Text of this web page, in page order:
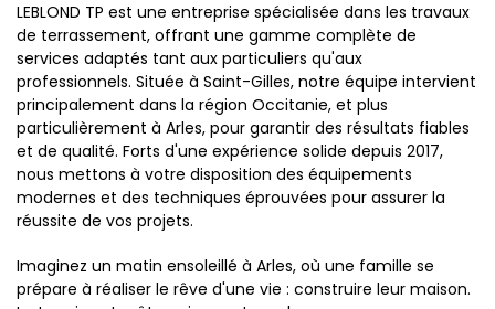
LEBLOND TP est une entreprise spécialisée dans les travaux
de terrassement, offrant une gamme complète de
services adaptés tant aux particuliers qu'aux
professionnels. Située à Saint-Gilles, notre équipe intervient
principalement dans la région Occitanie, et plus
particulièrement à Arles, pour garantir des résultats fiables
et de qualité. Forts d'une expérience solide depuis 2017,
nous mettons à votre disposition des équipements
modernes et des techniques éprouvées pour assurer la
réussite de vos projets.
Imaginez un matin ensoleillé à Arles, où une famille se
prépare à réaliser le rêve d'une vie : construire leur maison.